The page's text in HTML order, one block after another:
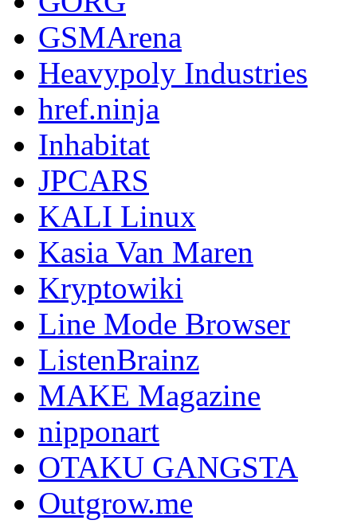
GSMArena
Heavypoly Industries
href.ninja
Inhabitat
JPCARS
KALI Linux
Kasia Van Maren
Kryptowiki
Line Mode Browser
ListenBrainz
MAKE Magazine
nipponart
OTAKU GANGSTA
Outgrow.me